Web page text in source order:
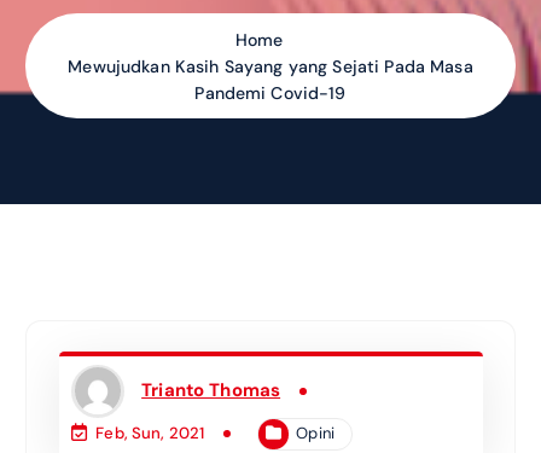
Home
Mewujudkan Kasih Sayang yang Sejati Pada Masa
Pandemi Covid-19
Trianto Thomas
Feb, Sun, 2021 Opini